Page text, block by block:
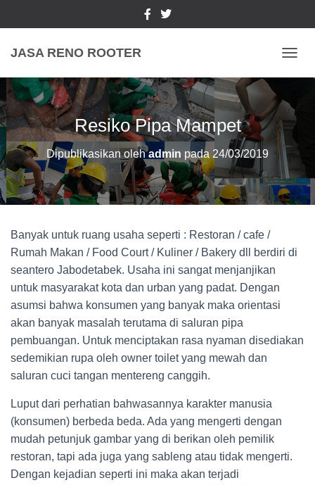
JASA RENO ROOTER
Resiko Pipa Mampet
Dipublikasikan olehadmin pada24/03/2019
Banyak untuk ruang usaha seperti : Restoran / cafe /
Rumah Makan / Food Court / Kuliner / Bakery dll berdiri di
seantero Jabodetabek. Usaha ini sangat menjanjikan
untuk masyarakat kota dan urban yang padat. Dengan
asumsi bahwa konsumen yang banyak maka orientasi
akan banyak masalah terutama di saluran pipa
pembuangan. Untuk menciptakan rasa nyaman disediakan
sedemikian rupa oleh owner toilet yang mewah dan
saluran cuci tangan mentereng canggih.
Luput dari perhatian bahwasannya karakter manusia
(konsumen) berbeda beda. Ada yang mengerti dengan
mudah petunjuk gambar yang di berikan oleh pemilik
restoran, tapi ada juga yang sableng atau tidak mengerti.
Dengan kejadian seperti ini maka akan terjadi